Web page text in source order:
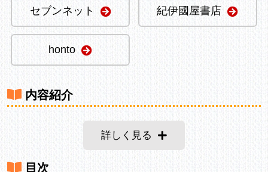
セブンネット 紀伊國屋書店
honto
内容紹介
詳しく見る
目次